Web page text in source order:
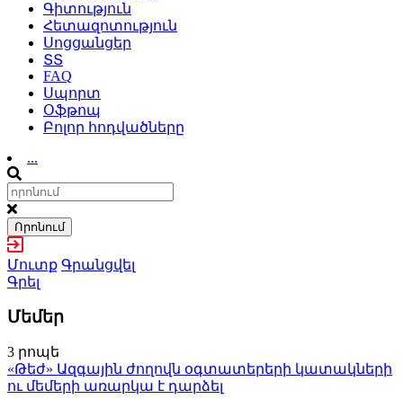
Գիտություն
Հետազոտություն
Սոցցանցեր
ՏՏ
FAQ
Սպորտ
Օֆթոպ
Բոլոր հոդվածները
...
Որոնում
Մուտք Գրանցվել
Գրել
Մեմեր
3 րոպե
«Թեժ» Ազգային ժողովն օգտատերերի կատակների
ու մեմերի առարկա է դարձել